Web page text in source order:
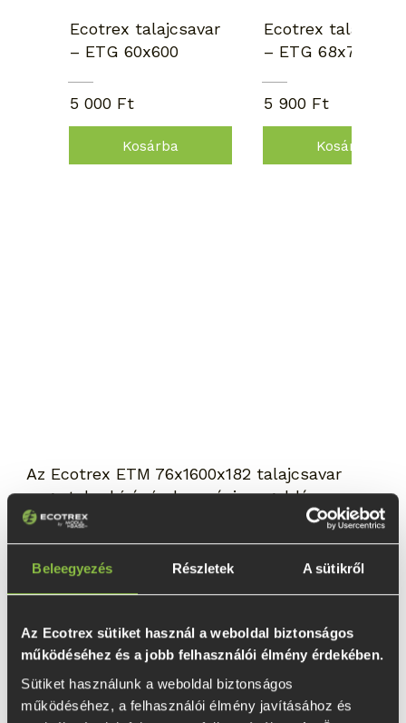
Beleegyezés Részletek A sütikről
Az Ecotrex sütiket használ a weboldal biztonságos
működéséhez és a jobb felhasználói élmény érdekében.
Sütiket használunk a weboldal biztonságos
működéséhez, a felhasználói élmény javításához és
Ecotrex talajcsavar
– ETG 60x600
5 000 Ft
Kosárba
Ecotrex
– ETG 68x700
5 900 Ft
Kosárba
Az Ecotrex ETM 76x1600x182 talajcsavar
nagy teherbírású alapozási megoldás,
amelyet mobilházak, könnyűszerkezetes
épületek, pergolák, teraszok és egyéb
kültéri tartószerkezetek hosszú távú,
hosszúsággal és 182 mm-es fejkialakítással
rendelkező modell megfelelő talajviszonyok
mellett akár 2350 kg teherbírásra képes. A
nagyobb lehorgonyzási mélység és a